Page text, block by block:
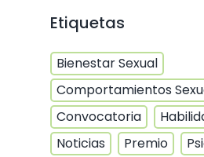
Etiquetas
Bienestar Sexual
Comportamientos
Convocatoria
Noticias
Premio